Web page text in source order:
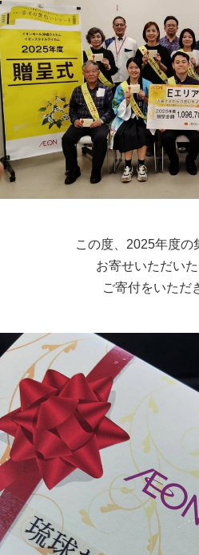
この度、2025年度の
お寄せいただい
ご寄付をいただ